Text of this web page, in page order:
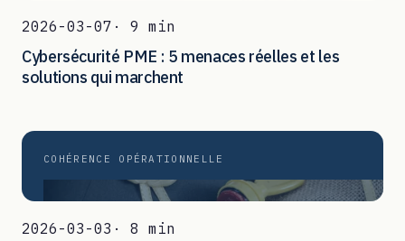
2026-03-07 · 9 min
Cybersécurité PME : 5 menaces réelles et les
solutions qui marchent
COHÉRENCE OPÉRATIONNELLE
2026-03-03 · 8 min